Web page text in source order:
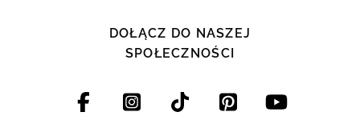
DOŁĄCZ DO NASZEJ
SPOŁECZNOŚCI